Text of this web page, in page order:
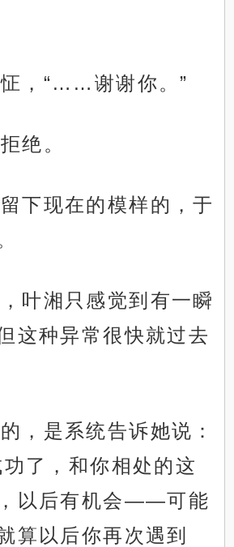
，“……谢谢你。”
绝。
下现在的模样的，于
叶湘只感觉到有一瞬
这种异常很快就过去
，是系统告诉她说：
了，和你相处的这
以后有机会——可能
算以后你再次遇到